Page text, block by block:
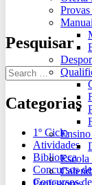
Pesquisar
Categorias
1º Ciclo
Atividades
Biblioteca
Concursos
Concursos